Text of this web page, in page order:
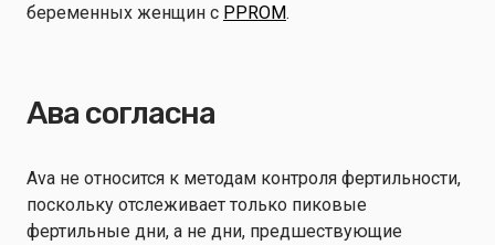
беременных женщин с PPROM.
Ава согласна
Ava не относится к методам контроля фертильности,
поскольку отслеживает только пиковые
фертильные дни, а не дни, предшествующие